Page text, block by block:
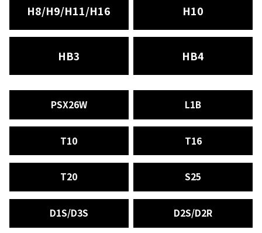
H8/H9/H11/H16 H10
HB3 HB4
PSX26W L1B
T10 T16
T20 S25
D1S/D3S D2S/D2R
検索